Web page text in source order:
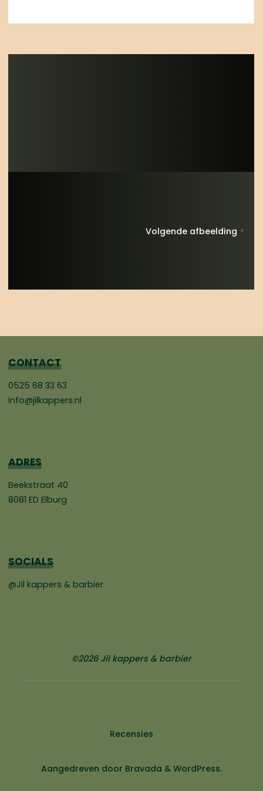
Volgende afbeelding
CONTACT
0525 68 33 63
info@jilkappers.nl
ADRES
Beekstraat 40
8081 ED Elburg
SOCIALS
@Jil kappers & barbier
©2026 Jil kappers & barbier
Recensies
Aangedreven door Bravada & WordPress.